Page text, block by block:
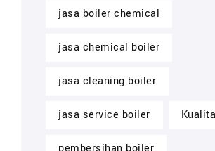
jasa boiler chemical
jasa chemical boiler
jasa cleaning boiler
jasa service boiler